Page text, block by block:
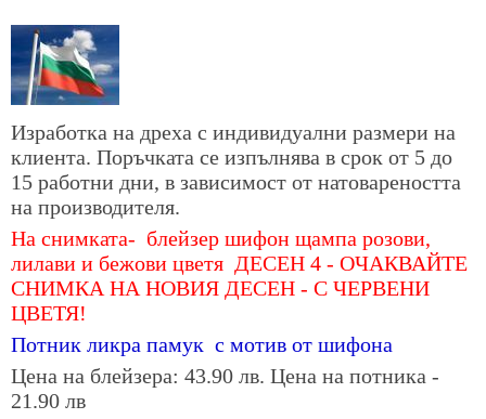
Изработка на дреха с индивидуални размери на
клиента. Поръчката се изпълнява в срок от 5 до
15 работни дни, в зависимост от натовареността
на производителя.
На снимката- блейзер шифон щампа розови,
лилави и бежови цветя ДЕСЕН 4 - ОЧАКВАЙТЕ
СНИМКА НА НОВИЯ ДЕСЕН - С ЧЕРВЕНИ
ЦВЕТЯ!
Потник ликра памук с мотив от шифона
Цена на блейзера: 43.90 лв. Цена на потника -
21.90 лв